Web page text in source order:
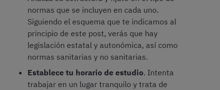
normas que se incluyen en cada uno.
Siguiendo el esquema que te indicamos al
principio de este post, verás que hay
legislación estatal y autonómica, así como
normas sanitarias y no sanitarias.
Establece tu horario de estudio. Intenta
trabajar en un lugar tranquilo y trata de